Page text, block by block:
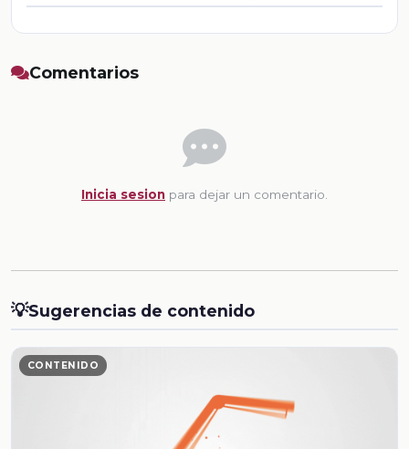
Comentarios
Inicia sesion para dejar un comentario.
💡Sugerencias de contenido
CONTENIDO